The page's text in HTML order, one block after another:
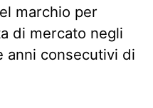
marchio per
di mercato negli
anni consecutivi di